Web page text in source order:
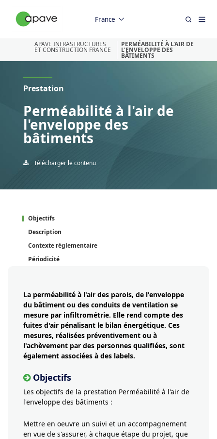
France
APAVE INFRASTRUCTURES
ET CONSTRUCTION FRANCE
PERMÉABILITÉ À L'AIR DE
L'ENVELOPPE DES
BÂTIMENTS
Prestation
Perméabilité à l'air de
l'enveloppe des
bâtiments
Télécharger le contenu
Objectifs
Description
Contexte réglementaire
Périodicité
La perméabilité à l'air des parois, de l'enveloppe
du bâtiment ou des conduits de ventilation se
mesure par infiltrométrie. Elle rend compte des
fuites d'air pénalisant le bilan énergétique. Ces
mesures, réalisées préventivement ou à
l'achèvement par des personnes qualifiées, sont
également associées à des labels.
Objectifs
Les objectifs de la prestation Perméabilité à l'air de
l'enveloppe des bâtiments :
Mettre en oeuvre un suivi et un accompagnement
en vue de s'assurer, à chaque étape du projet, que